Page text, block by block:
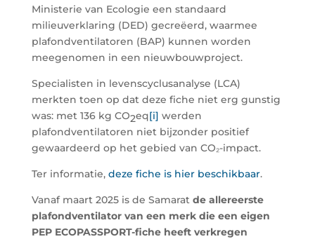
Ministerie van Ecologie een standaard
milieuverklaring (DED) gecreëerd, waarmee
plafondventilatoren (BAP) kunnen worden
meegenomen in een nieuwbouwproject.
Specialisten in levenscyclusanalyse (LCA)
merkten toen op dat deze fiche niet erg gunstig
was: met 136 kg CO2eq[i] werden
plafondventilatoren niet bijzonder positief
gewaardeerd op het gebied van CO₂-impact.
Ter informatie, deze fiche is hier beschikbaar.
Vanaf maart 2025 is de Samarat de allereerste
plafondventilator van een merk die een eigen
PEP ECOPASSPORT-fiche heeft verkregen